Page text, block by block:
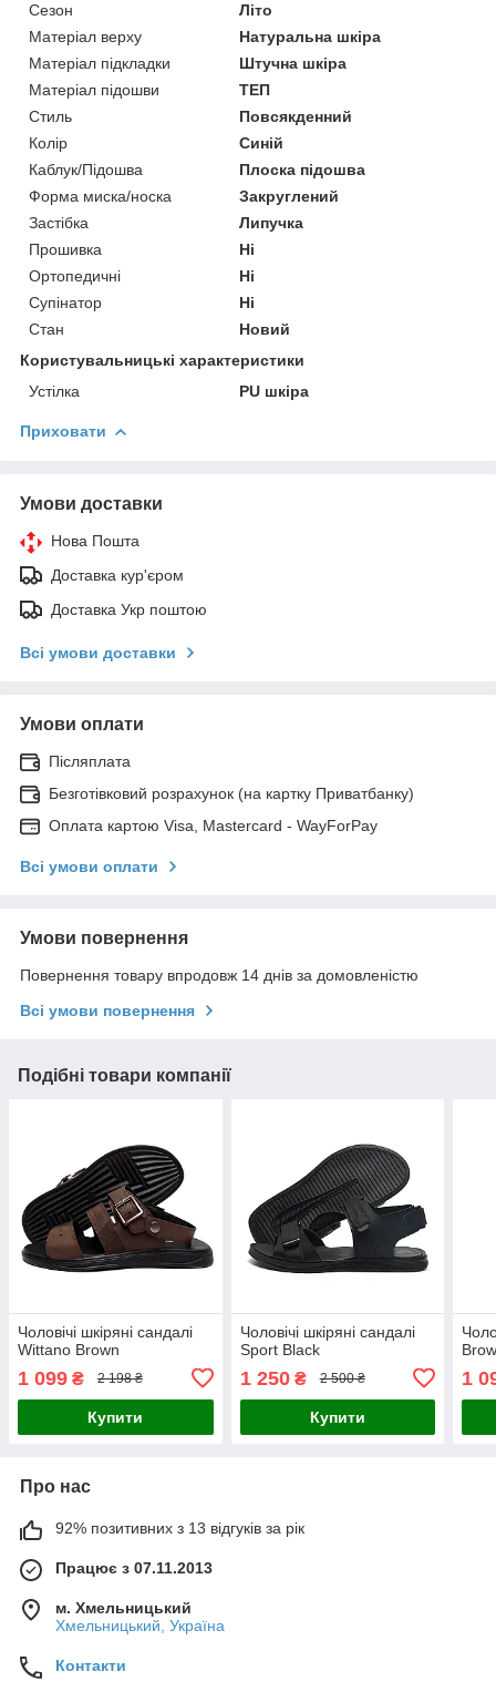
Сезон
Літо
Матеріал верху
Натуральна шкіра
Матеріал підкладки
Штучна шкіра
Матеріал підошви
ТЕП
Стиль
Повсякденний
Колір
Синій
Каблук/Підошва
Плоска підошва
Форма миска/носка
Закруглений
Застібка
Липучка
Прошивка
Ні
Ортопедичні
Ні
Супінатор
Ні
Стан
Новий
Користувальницькі характеристики
Устілка
PU шкіра
Приховати
Умови доставки
Нова Пошта
Доставка кур'єром
Доставка Укр поштою
Всі умови доставки
Умови оплати
Післяплата
Безготівковий розрахунок (на картку Приватбанку)
Оплата картою Visa, Mastercard - WayForPay
Всі умови оплати
Умови повернення
Повернення товару впродовж 14 днів за домовленістю
Всі умови повернення
Подібні товари компанії
Чоловічі шкіряні сандалі
Wittano Brown
1 099 ₴ 2 198 ₴
Купити
Чоловічі шкіряні сандалі
Sport Black
1 250₴ 2 500 ₴
Купити
1
Про нас
92% позитивних з 13 відгуків за рік
Працює з 07.11.2013
м. Хмельницький
Хмельницький, Україна
Контакти